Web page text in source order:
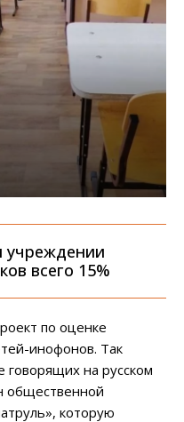
учреждении
всего 15%
по оценке
инофонов. Так
говорящих на русском
общественной
которую